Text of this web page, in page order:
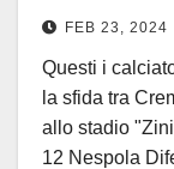
FEB 23, 2024
Questi i
la sfida tra
allo stadio
12 Nespola